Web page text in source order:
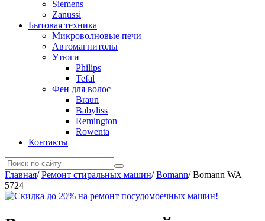
Siemens
Zanussi
Бытовая техника
Микроволновые печи
Автомагнитолы
Утюги
Philips
Tefal
Фен для волос
Braun
Babyliss
Remington
Rowenta
Контакты
Главная/Ремонт стиральных машин/Bomann/Bomann WA
5724